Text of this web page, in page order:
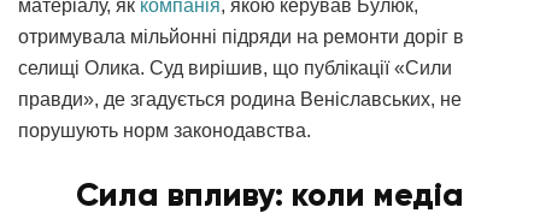
матеріалу, як компанія, якою керував Булюк,
отримувала мільйонні підряди на ремонти доріг в
селищі Олика. Суд вирішив, що публікації «Сили
правди», де згадується родина Веніславських, не
порушують норм законодавства.
Сила впливу: коли медіа